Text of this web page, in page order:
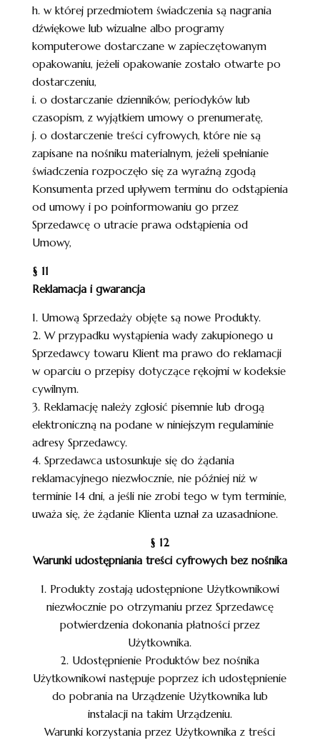
h. w której przedmiotem świadczenia są nagrania
dźwiękowe lub wizualne albo programy
komputerowe dostarczane w zapieczętowanym
opakowaniu, jeżeli opakowanie zostało otwarte po
dostarczeniu,
i. o dostarczanie dzienników, periodyków lub
czasopism, z wyjątkiem umowy o prenumeratę,
j. o dostarczenie treści cyfrowych, które nie są
zapisane na nośniku materialnym, jeżeli spełnianie
świadczenia rozpoczęło się za wyraźną zgodą
Konsumenta przed upływem terminu do odstąpienia
od umowy i po poinformowaniu go przez
Sprzedawcę o utracie prawa odstąpienia od
Umowy,
§ 11
Reklamacja i gwarancja
1. Umową Sprzedaży objęte są nowe Produkty.
2. W przypadku wystąpienia wady zakupionego u
Sprzedawcy towaru Klient ma prawo do reklamacji
w oparciu o przepisy dotyczące rękojmi w kodeksie
cywilnym.
3. Reklamację należy zgłosić pisemnie lub drogą
elektroniczną na podane w niniejszym regulaminie
adresy Sprzedawcy.
4. Sprzedawca ustosunkuje się do żądania
reklamacyjnego niezwłocznie, nie później niż w
terminie 14 dni, a jeśli nie zrobi tego w tym terminie,
uważa się, że żądanie Klienta uznał za uzasadnione.
§ 12
Warunki udostępniania treści cyfrowych bez nośnika
1. Produkty zostają udostępnione Użytkownikowi
niezwłocznie po otrzymaniu przez Sprzedawcę
potwierdzenia dokonania płatności przez
Użytkownika.
2. Udostępnienie Produktów bez nośnika
Użytkownikowi następuje poprzez ich udostępnienie
do pobrania na Urządzenie Użytkownika lub
instalacji na takim Urządzeniu.
Warunki korzystania przez Użytkownika z treści